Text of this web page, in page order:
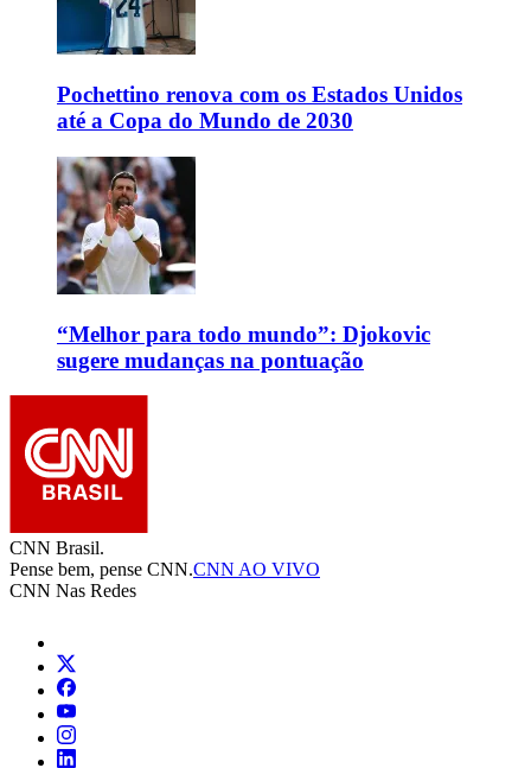
Pochettino renova com os Estados Unidos
até a Copa do Mundo de 2030
“Melhor para todo mundo”: Djokovic
sugere mudanças na pontuação
CNN Brasil.
Pense bem, pense CNN.CNN AO VIVO
CNN Nas Redes